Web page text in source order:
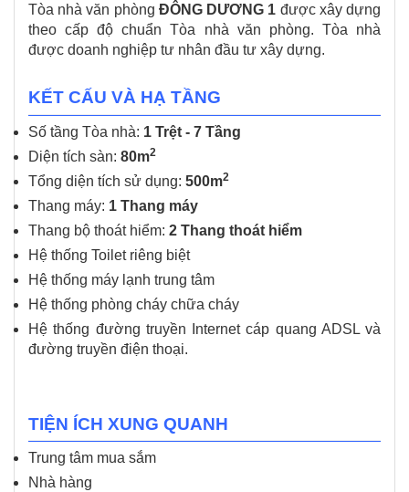
Tòa nhà văn phòng ĐÔNG DƯƠNG 1 được xây dựng
theo cấp độ chuẩn Tòa nhà văn phòng. Tòa nhà
được doanh nghiệp tư nhân đầu tư xây dựng.
KẾT CẤU VÀ HẠ TẦNG
Số tầng Tòa nhà: 1 Trệt - 7 Tầng
Diện tích sàn: 80m2
Tổng diện tích sử dụng: 500m2
Thang máy: 1 Thang máy
Thang bộ thoát hiểm: 2 Thang thoát hiểm
Hệ thống Toilet riêng biệt
Hệ thống máy lạnh trung tâm
Hệ thống phòng cháy chữa cháy
Hệ thống đường truyền Internet cáp quang ADSL và
đường truyền điện thoại.
TIỆN ÍCH XUNG QUANH
Trung tâm mua sắm
Nhà hàng